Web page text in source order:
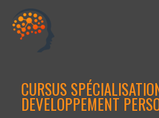
principal
CURSUS
DEVELOPPEMENT